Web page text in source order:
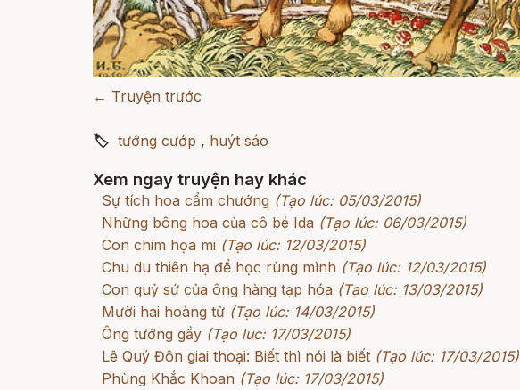
← Truyện trước
🏷 tướng cướp , huýt sáo
Xem ngay truyện hay khác
Sự tích hoa cẩm chướng (Tạo lúc: 05/03/2015)
Những bông hoa của cô bé Ida (Tạo lúc: 06/03/2015)
Con chim họa mi (Tạo lúc: 12/03/2015)
Chu du thiên hạ để học rùng mình (Tạo lúc: 12/03/2015)
Con quỷ sứ của ông hàng tạp hóa (Tạo lúc: 13/03/2015)
Mười hai hoàng tử (Tạo lúc: 14/03/2015)
Ông tướng gầy (Tạo lúc: 17/03/2015)
Lê Quý Đôn giai thoại: Biết thì nói là biết (Tạo lúc: 17/03/2015)
Phùng Khắc Khoan (Tạo lúc: 17/03/2015)